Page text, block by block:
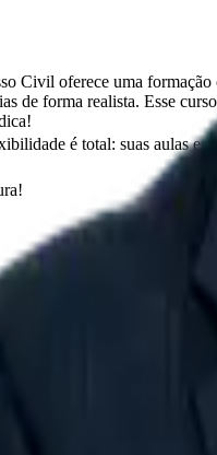
Civil oferece uma
de forma realista. Esse
é total: suas aulas